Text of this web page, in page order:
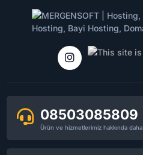
08503085809
Ürün ve hizmetlerimiz hakkında